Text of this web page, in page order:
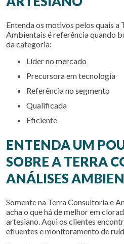
Entenda os motivos pelos quais a
Ambientais é referência quando
da categoria:
líder no mercado
precursora em tecnologia
referência no segmento
qualificada
eficiente
ENTENDA UM
SOBRE A TERRA
ANÁLISES
Somente na Terra Consultoria e
acha o que há de melhor em
artesiano. Aqui os clientes
efluentes e monitoramento de